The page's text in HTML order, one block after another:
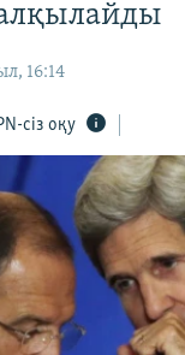
16:14
сіз оқу